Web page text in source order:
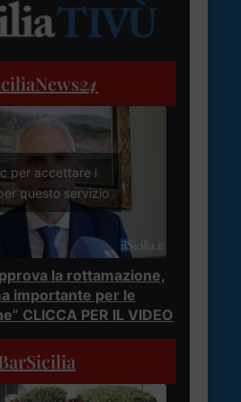
24
per accettare i
questo servizio
la rottamazione,
importante per le
CLICCA PER IL VIDEO